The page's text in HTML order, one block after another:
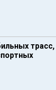
трасс,